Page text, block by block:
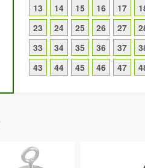
13
14 15 16 17
23
24 25 26 27
33
34 35 36 37
43
44 45 46 47